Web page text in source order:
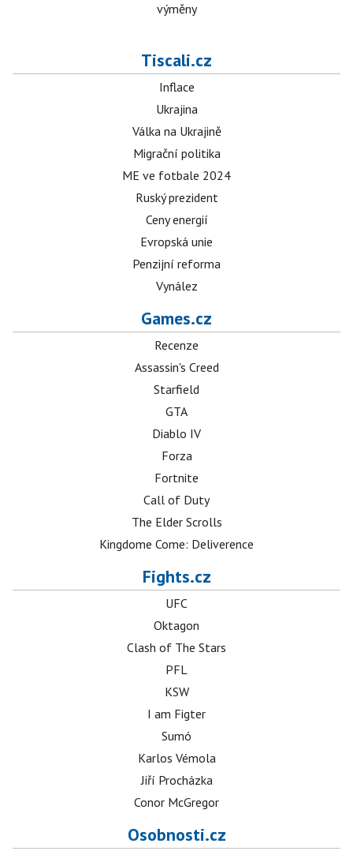
výměny
Tiscali.cz
Inflace
Ukrajina
Válka na Ukrajině
Migrační politika
ME ve fotbale 2024
Ruský prezident
Ceny energií
Evropská unie
Penzijní reforma
Vynález
Games.cz
Recenze
Assassin's Creed
Starfield
GTA
Diablo IV
Forza
Fortnite
Call of Duty
The Elder Scrolls
Kingdome Come: Deliverence
Fights.cz
UFC
Oktagon
Clash of The Stars
PFL
KSW
I am Figter
Sumó
Karlos Vémola
Jiří Procházka
Conor McGregor
Osobnosti.cz